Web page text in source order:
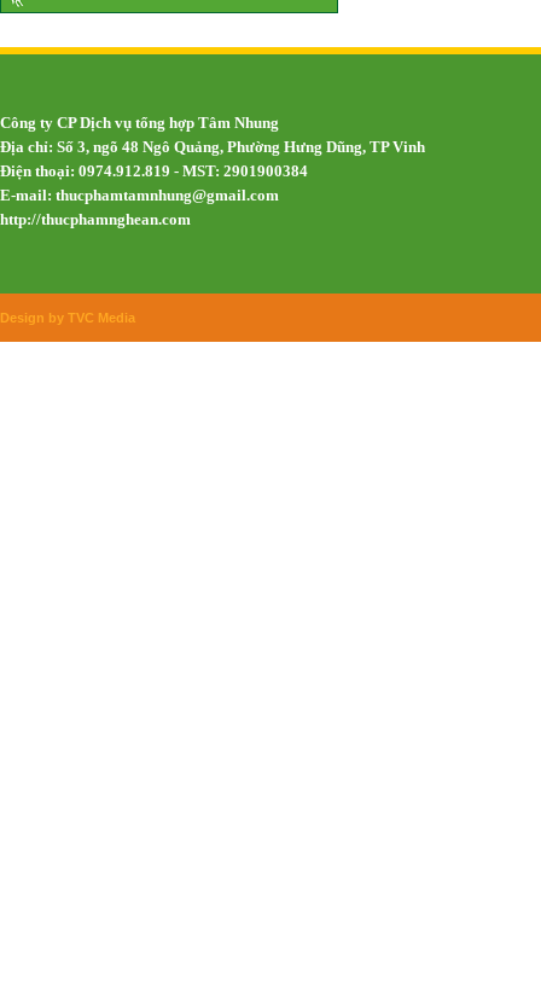
Công ty CP Dịch vụ tổng hợp Tâm Nhung
Địa chỉ: Số 3, ngõ 48 Ngô Quảng, Phường Hưng Dũng, TP Vinh
Điện thoại: 0974.912.819 - MST: 2901900384
E-mail: thucphamtamnhung@gmail.com
http://thucphamnghean.com
Design by TVC Media